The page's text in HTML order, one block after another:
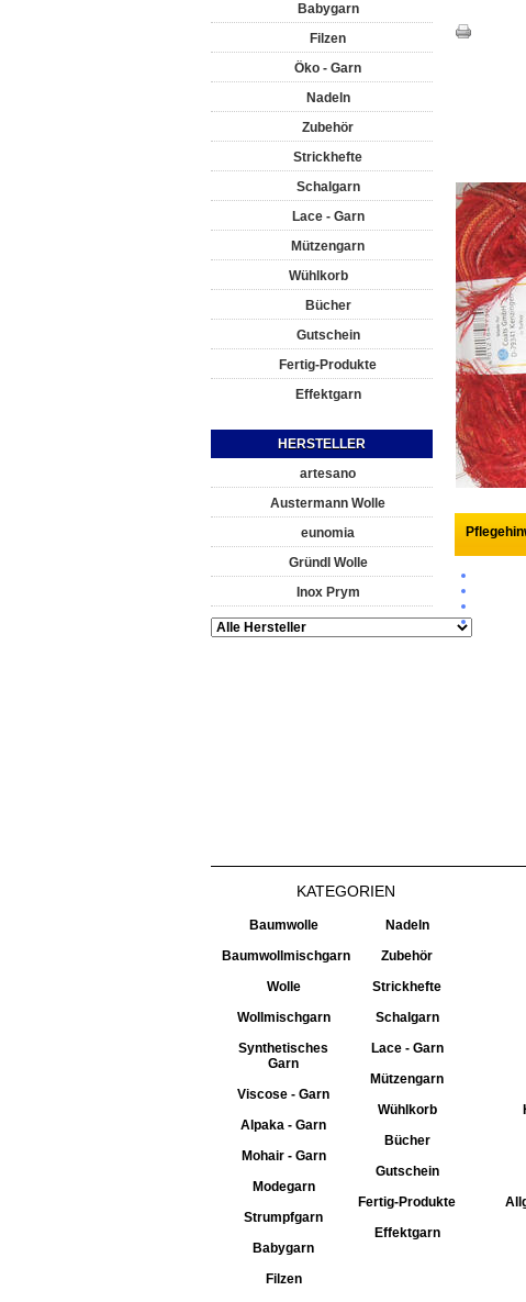
Babygarn
Filzen
Öko - Garn
Nadeln
Zubehör
Strickhefte
Schalgarn
Lace - Garn
Mützengarn
Wühlkorb
Bücher
Gutschein
Fertig-Produkte
Effektgarn
HERSTELLER
artesano
Austermann Wolle
eunomia
Gründl Wolle
Inox Prym
KATEGORIEN
Baumwolle
Baumwollmischgarn
Wolle
Wollmischgarn
Synthetisches
Garn
Viscose - Garn
Alpaka - Garn
Mohair - Garn
Modegarn
Strumpfgarn
Babygarn
Filzen
Nadeln
Zubehör
Strickhefte
Schalgarn
Lace - Garn
Mützengarn
Wühlkorb
Bücher
Gutschein
Fertig-Produkte
Effektgarn